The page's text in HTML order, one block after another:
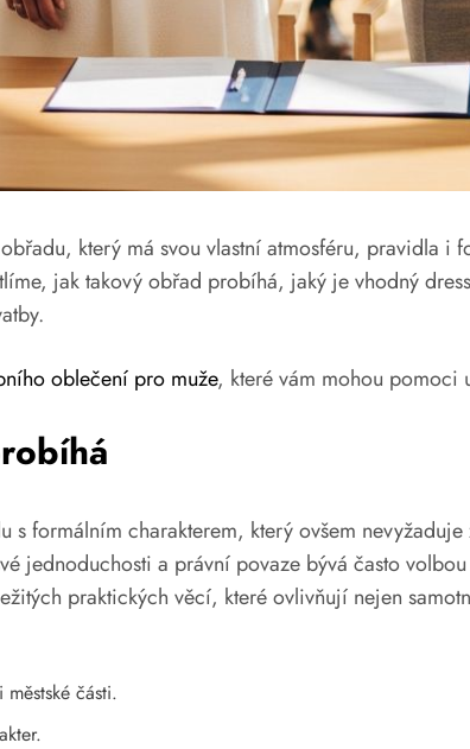
který má svou vlastní atmosféru, pravidla i
jak takový obřad probíhá, jaký je vhodný
oblečení pro muže, které vám mohou pomoci
formálním charakterem, který ovšem
jednoduchosti a právní povaze bývá často
praktických věcí, které ovlivňují nejen
části.